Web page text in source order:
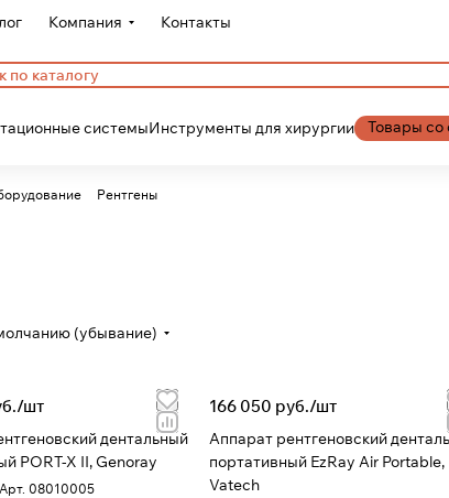
Компания Контакты
системыИнструменты для хирургии Товары со
Рентгены
(убывание)
шт
дентальный
PORT-X II, Genoray
Арт. 08010005
166 050 руб./шт
Аппарат рентгеновский
портативный EzRay Air Portable,
Vatech